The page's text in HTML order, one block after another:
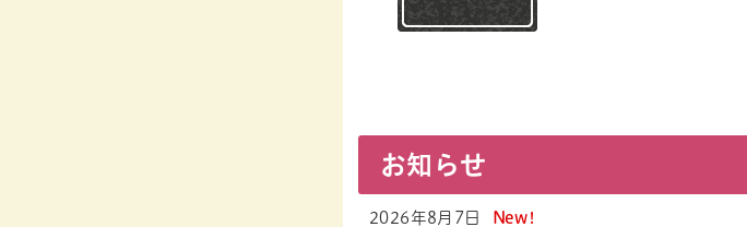
お知らせ
2026年8月7日 New!